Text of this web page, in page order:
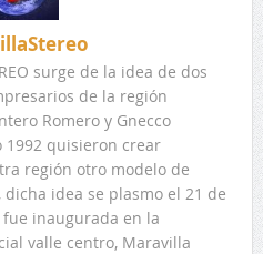
surge de la idea de dos
de la región
Romero y Gnecco
1992 quisieron crear
región otro modelo de
idea se plasmo el 21 de
inaugurada en la
valle centro, Maravilla